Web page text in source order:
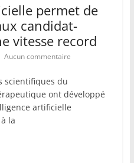
permet de
candidat-
vitesse record
Aucun commentaire
scientifiques du
ont développé
artificielle
la